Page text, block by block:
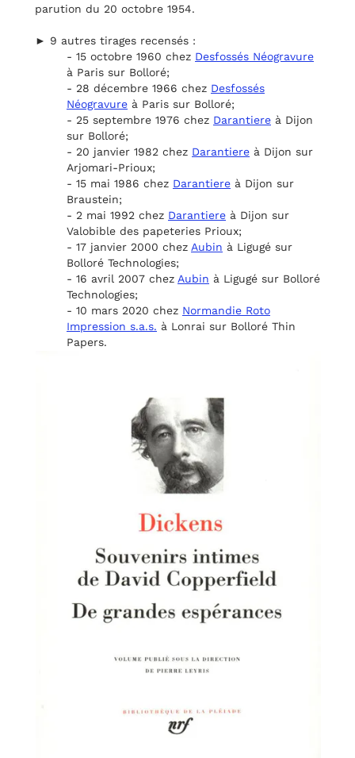
parution du 20 octobre 1954.
► 9 autres tirages recensés :
- 15 octobre 1960 chez Desfossés Néogravure
à Paris sur Bolloré;
- 28 décembre 1966 chez Desfossés
Néogravure à Paris sur Bolloré;
- 25 septembre 1976 chez Darantiere à Dijon
sur Bolloré;
- 20 janvier 1982 chez Darantiere à Dijon sur
Arjomari-Prioux;
- 15 mai 1986 chez Darantiere à Dijon sur
Braustein;
- 2 mai 1992 chez Darantiere à Dijon sur
Valobible des papeteries Prioux;
- 17 janvier 2000 chez Aubin à Ligugé sur
Bolloré Technologies;
- 16 avril 2007 chez Aubin à Ligugé sur Bolloré
Technologies;
- 10 mars 2020 chez Normandie Roto
Impression s.a.s. à Lonrai sur Bolloré Thin
Papers.